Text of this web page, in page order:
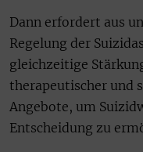
Dann erfordert aus
Regelung der
gleichzeitige
therapeutischer und
Angebote, um
Entscheidung zu